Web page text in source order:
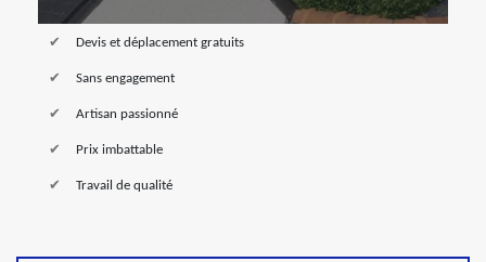
Devis et déplacement gratuits
Sans engagement
Artisan passionné
Prix imbattable
Travail de qualité